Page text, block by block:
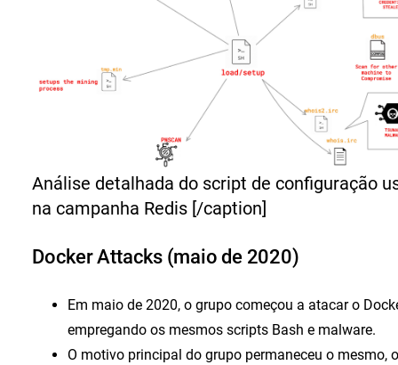
Análise detalhada do script de configuração
na campanha Redis [/caption]
Docker Attacks (maio de 2020)
Em maio de 2020, o grupo começou a atacar o
empregando os mesmos scripts Bash e malware.
O motivo principal do grupo permaneceu o mesmo,